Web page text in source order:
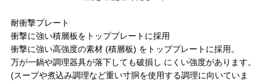
耐衝撃プレート
衝撃に強い積層板をトッププレートに採用
衝撃に強い高強度の素材 (積層板) をトッププレートに採用。
万が一鍋や調理器具が落下しても破損し にくい強度があります。
(スープや煮込み調理など重い寸胴を使用する調理に向いていま